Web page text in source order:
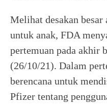
Melihat desakan
untuk anak, FDA
pertemuan pada akhir
(26/10/21). Dalam
berencana untuk
Pfizer tentang